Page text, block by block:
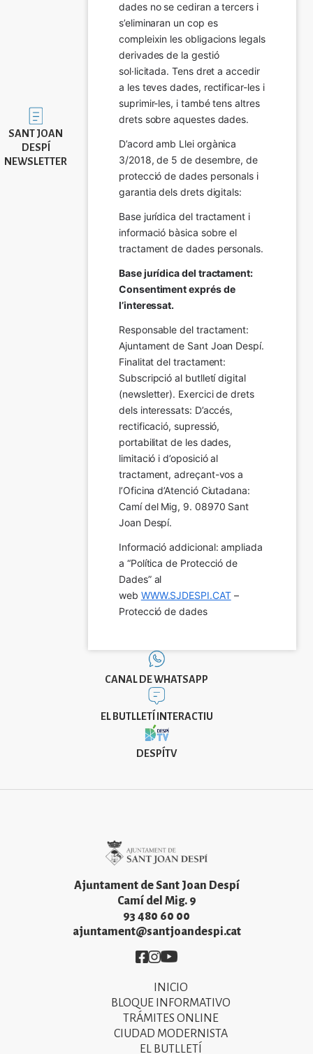
Imatge
SANT JOAN
DESPÍ
NEWSLETTER
dades no se cediran a tercers i
s’eliminaran un cop es
compleixin les obligacions legals
derivades de la gestió
sol·licitada. Tens dret a accedir
a les teves dades, rectificar-les i
suprimir-les, i també tens altres
drets sobre aquestes dades.
D’acord amb Llei orgànica
3/2018, de 5 de desembre, de
protecció de dades personals i
garantia dels drets digitals:
Base jurídica del tractament i
informació bàsica sobre el
tractament de dades personals.
Base jurídica del tractament:
Consentiment exprés de
l’interessat.
Responsable del tractament:
Ajuntament de Sant Joan Despí.
Finalitat del tractament:
Subscripció al butlletí digital
(newsletter). Exercici de drets
dels interessats: D’accés,
rectificació, supressió,
portabilitat de les dades,
limitació i d’oposició al
tractament, adreçant-vos a
l’Oficina d’Atenció Ciutadana:
Camí del Mig, 9. 08970 Sant
Joan Despí.
Informació addicional: ampliada
a “Política de Protecció de
Dades” al
web WWW.SJDESPI.CAT –
Protecció de dades
CANAL DE WHATSAPP
EL BUTLLETÍ INTERACTIU
DESPÍTV
Ajuntament de Sant Joan Despí
Camí del Mig. 9
93 480 60 00
ajuntament@santjoandespi.cat
Imatge
Imatge
Imatge
INICIO
BLOQUE INFORMATIVO
TRÁMITES ONLINE
CIUDAD MODERNISTA
EL BUTLLETÍ